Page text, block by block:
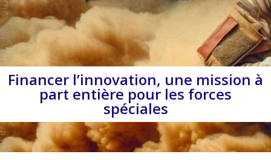
Financer l’innovation, une mission à
part entière pour les forces
spéciales